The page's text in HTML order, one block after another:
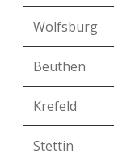
Wolfsburg
Beuthen
Krefeld
Stettin